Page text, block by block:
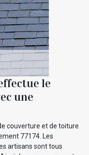
le
une
couverture et de toiture
77174. Les
artisans sont tous